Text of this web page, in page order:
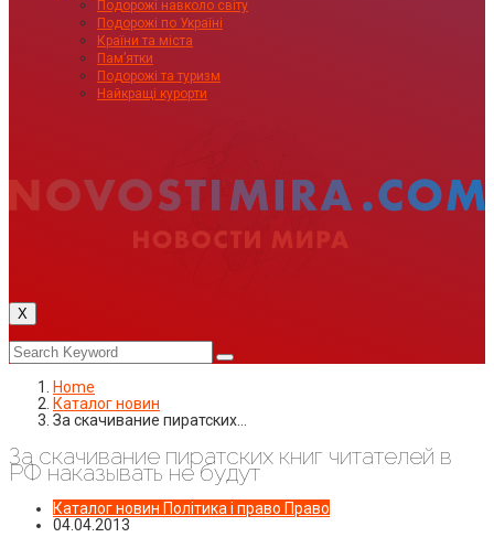
Подорожі навколо світу
Подорожі по Україні
Країни та міста
Пам’ятки
Подорожі та туризм
Найкращі курорти
X
Home
Каталог новин
За скачивание пиратских…
За скачивание пиратских книг читателей в
РФ наказывать не будут
Каталог новин Політика і право Право
04.04.2013